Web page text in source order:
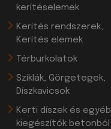
kerítéselemek
Kerítés rendszerek,
Kerítés elemek
Térburkolatok
Sziklák, Görgetegek,
Díszkavicsok
Kerti díszek és egyéb
kiegészítők betonból